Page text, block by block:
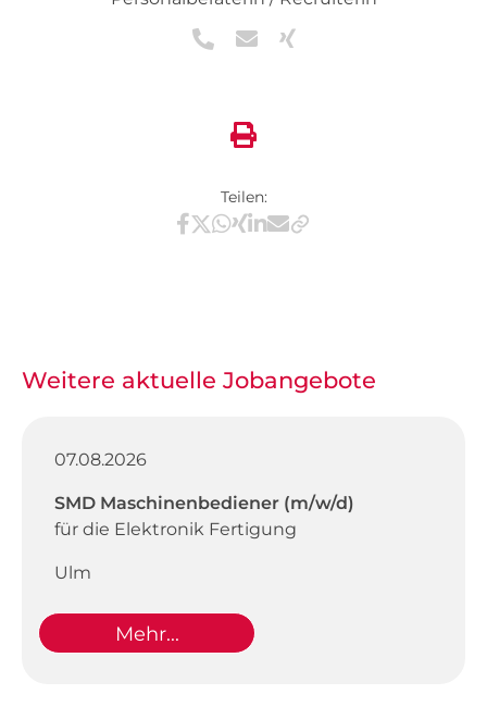
Teilen:
Teilen via Facebook
Teilen via X / Twitter
Teilen via WhatsApp
Teilen via Xing
Teilen via LinkedIn
Teilen via E-Mail
Weitere aktuelle Jobangebote
07.08.2026
SMD Maschinenbediener (m/w/d)
für die Elektronik Fertigung
Ulm
Mehr...